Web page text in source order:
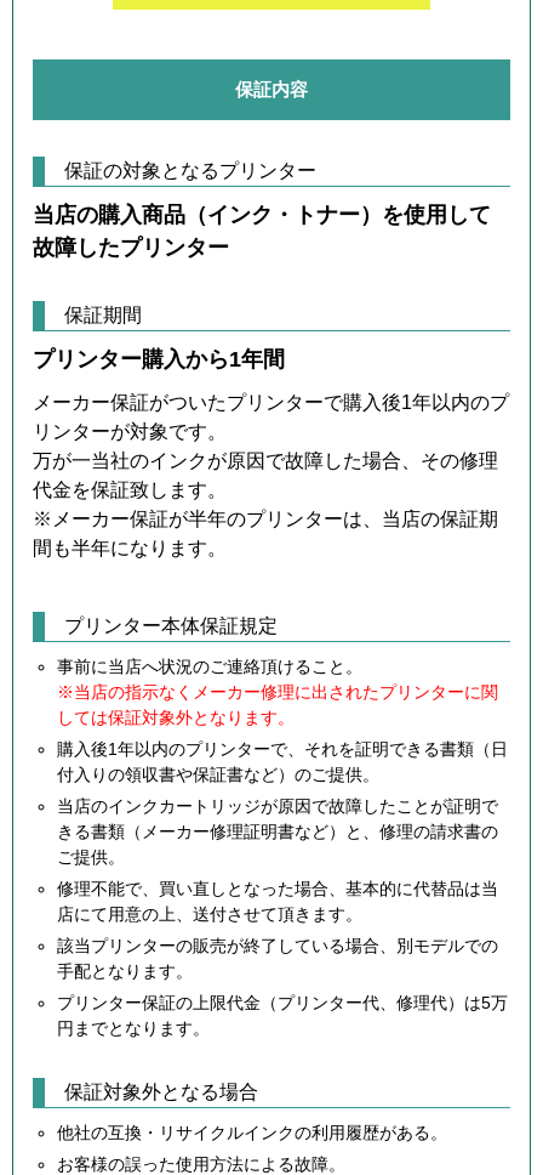
保証内容
保証の対象となるプリンター
当店の購入商品（インク・トナー）を使用して
故障したプリンター
保証期間
プリンター購入から1年間
メーカー保証がついたプリンターで購入後1年以内のプ
リンターが対象です。
万が一当社のインクが原因で故障した場合、その修理
代金を保証致します。
※メーカー保証が半年のプリンターは、当店の保証期
間も半年になります。
プリンター本体保証規定
事前に当店へ状況のご連絡頂けること。
※当店の指示なくメーカー修理に出されたプリンターに関
しては保証対象外となります。
購入後1年以内のプリンターで、それを証明できる書類（日
付入りの領収書や保証書など）のご提供。
当店のインクカートリッジが原因で故障したことが証明で
きる書類（メーカー修理証明書など）と、修理の請求書の
ご提供。
修理不能で、買い直しとなった場合、基本的に代替品は当
店にて用意の上、送付させて頂きます。
該当プリンターの販売が終了している場合、別モデルでの
手配となります。
プリンター保証の上限代金（プリンター代、修理代）は5万
円までとなります。
保証対象外となる場合
他社の互換・リサイクルインクの利用履歴がある。
お客様の誤った使用方法による故障。